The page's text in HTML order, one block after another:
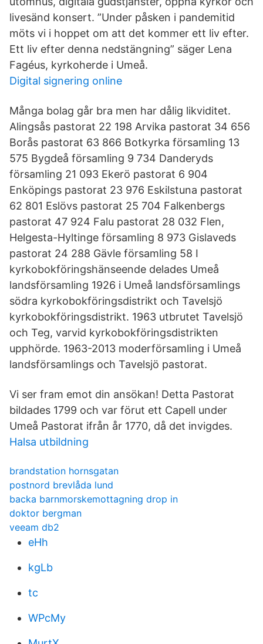
livesänd konsert. ”Under påsken i pandemitid
möts vi i hoppet om att det kommer ett liv efter.
Ett liv efter denna nedstängning” säger Lena
Fagéus, kyrkoherde i Umeå.
Digital signering online
Många bolag går bra men har dålig likviditet.
Alingsås pastorat 22 198 Arvika pastorat 34 656
Borås pastorat 63 866 Botkyrka församling 13
575 Bygdeå församling 9 734 Danderyds
församling 21 093 Ekerö pastorat 6 904
Enköpings pastorat 23 976 Eskilstuna pastorat
62 801 Eslövs pastorat 25 704 Falkenbergs
pastorat 47 924 Falu pastorat 28 032 Flen,
Helgesta-Hyltinge församling 8 973 Gislaveds
pastorat 24 288 Gävle församling 58 I
kyrkobokföringshänseende delades Umeå
landsförsamling 1926 i Umeå landsförsamlings
södra kyrkobokföringsdistrikt och Tavelsjö
kyrkobokföringsdistrikt. 1963 utbrutet Tavelsjö
och Teg, varvid kyrkobokföringsdistrikten
upphörde. 1963-2013 moderförsamling i Umeå
landsförsamlings och Tavelsjö pastorat.
Vi ser fram emot din ansökan! Detta Pastorat
bildades 1799 och var förut ett Capell under
Umeå Pastorat ifrån år 1770, då det invigdes.
Halsa utbildning
brandstation hornsgatan
postnord brevlåda lund
backa barnmorskemottagning drop in
doktor bergman
veeam db2
eHh
kgLb
tc
WPcMy